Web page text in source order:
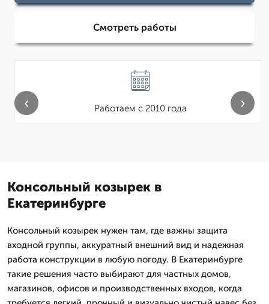
Смотреть работы
Работаем с 2010 года
‹ ›
Консольный козырек в
Екатеринбурге
Консольный козырек нужен там, где важны защита
входной группы, аккуратный внешний вид и надежная
работа конструкции в любую погоду. В Екатеринбурге
такие решения часто выбирают для частных домов,
магазинов, офисов и производственных входов, когда